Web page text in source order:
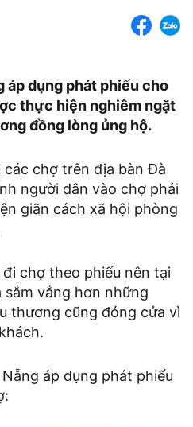
áp dụng phát phiếu cho
thực hiện nghiêm ngặt
đồng lòng ủng hộ.
chợ trên địa bàn Đà
người dân vào chợ phải
giãn cách xã hội phòng
chợ theo phiếu nên tại
sắm vắng hơn những
thương cũng đóng cửa vì
áp dụng phát phiếu